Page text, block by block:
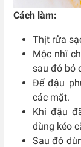
Cách làm:
Thịt rửa
Mộc nhĩ
sau đó bỏ
Để đậu
các mặt.
Khi đậu
dùng kéo
Sau đó